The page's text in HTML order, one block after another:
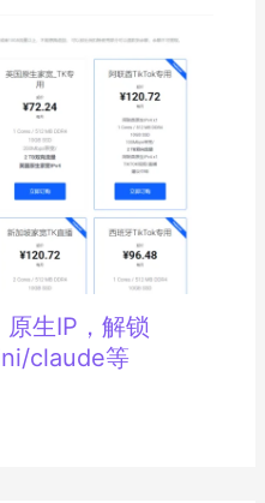
生IP，解锁
claude等